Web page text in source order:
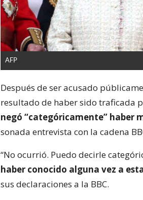
AFP
Después de ser acusado
resultado de haber sido traficada
negó “categóricamente” haber
sonada entrevista con la cadena
“No ocurrió. Puedo decirle
haber conocido alguna vez a
sus declaraciones a la BBC.